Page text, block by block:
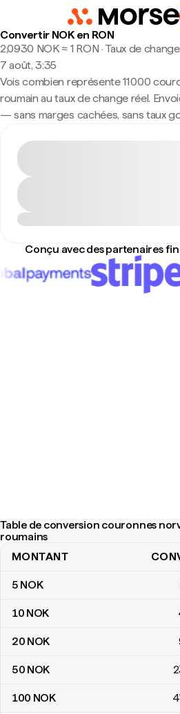
Convertir NOK en RON
2,0930 NOK ≈ 1 RON · Taux de
7 août, 3:35
Vois combien représente 11 000
roumain au taux de change réel.
— sans marges cachées, sans taux
Conçu avec des partenaires
Table de conversion couronnes
roumains
Table de conversion couronnes
MONTANT
5 NOK
10 NOK
20 NOK
50 NOK
100 NOK